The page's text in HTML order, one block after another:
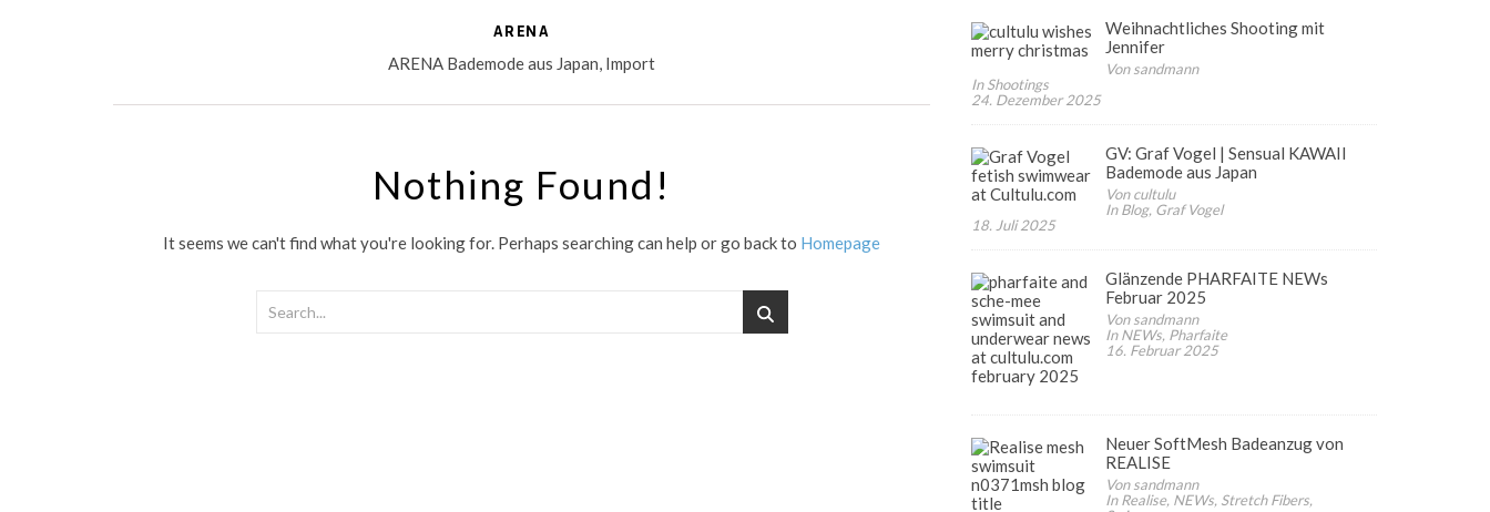
ARENA
ARENA Bademode aus Japan, Import
Nothing Found!
It seems we can't find what you're looking for. Perhaps searching can help or go back to Homepage
Weihnachtliches Shooting mit
Jennifer
Von sandmann
In Shootings
24. Dezember 2025
GV: Graf Vogel | Sensual KAWAII
Bademode aus Japan
Von cultulu
In Blog, Graf Vogel
18. Juli 2025
Glänzende PHARFAITE NEWs
Februar 2025
Von sandmann
In NEWs, Pharfaite
16. Februar 2025
Neuer SoftMesh Badeanzug von
REALISE
Von sandmann
In Realise, NEWs, Stretch Fibers,